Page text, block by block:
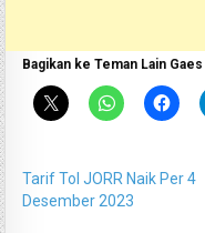
Bagikan ke Teman Lain Gaes
Tarif Tol JORR Naik Per 4
Desember 2023